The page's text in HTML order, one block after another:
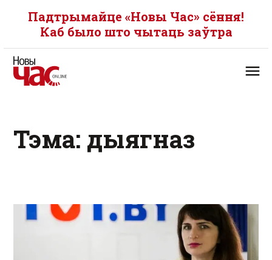
Падтрымайце «Новы Час» сёння!
Каб было што чытаць заўтра
Тэма: дыягназ